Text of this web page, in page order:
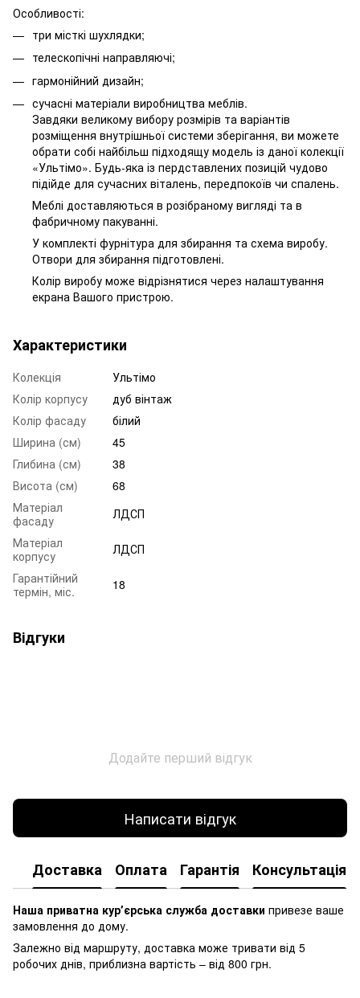
Особливості:
три місткі шухлядки;
телескопічні направляючі;
гармонійний дизайн;
сучасні матеріали виробництва меблів.
Завдяки великому вибору розмірів та варіантів
розміщення внутрішньої системи зберігання, ви можете
обрати собі найбільш підходящу модель із даної колекції
«Ультімо». Будь-яка із пердставлених позицій чудово
підійде для сучасних віталень, передпокоїв чи спалень.
Меблі доставляються в розібраному вигляді та в
фабричному пакуванні.
У комплекті фурнітура для збирання та схема виробу.
Отвори для збирання підготовлені.
Колір виробу може відрізнятися через налаштування
екрана Вашого пристрою.
Характеристики
Колекція
Ультімо
Колір корпусу
дуб вінтаж
Колір фасаду
білий
Ширина (см)
45
Глибина (см)
38
Висота (см)
68
Матеріал
фасаду
ЛДСП
Матеріал
корпусу
ЛДСП
Гарантійний
термін, міс.
18
Відгуки
Додайте перший відгук
Написати відгук
Доставка Оплата Гарантія Консультація
Наша приватна курʼєрська служба доставки привезе ваше
замовлення до дому.
Залежно від маршруту, доставка може тривати від 5
робочих днів, приблизна вартість – від 800 грн.